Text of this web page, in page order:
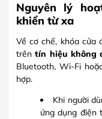
Nguyên lý
khiển từ xa
Về cơ chế, khóa cửa
trêntín hiệu không
Bluetooth, Wi-Fi
hợp.
Khi người
ứng dụng điện